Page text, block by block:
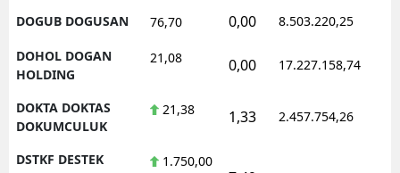
DOGUB DOGUSAN 76,70 0,00 8.503.220,25
DOHOL DOGAN
HOLDING
21,08 0,00 17.227.158,74
DOKTA DOKTAS
DOKUMCULUK
21,38 1,33 2.457.754,26
DSTKF DESTEK
1.750,00